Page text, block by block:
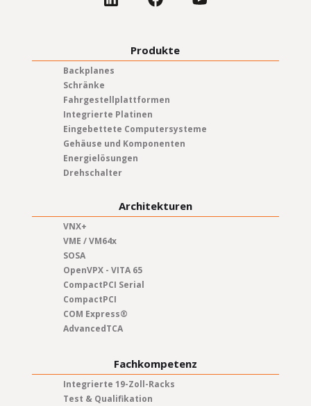
Produkte
Backplanes
Schränke
Fahrgestellplattformen
Integrierte Platinen
Eingebettete Computersysteme
Gehäuse und Komponenten
Energielösungen
Drehschalter
Architekturen
VNX+
VME / VM64x
SOSA
OpenVPX - VITA 65
CompactPCI Serial
CompactPCI
COM Express®
AdvancedTCA
Fachkompetenz
Integrierte 19-Zoll-Racks
Test & Qualifikation